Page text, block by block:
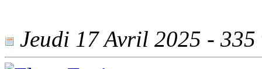
Jeudi 17 Avril 2025 - 335